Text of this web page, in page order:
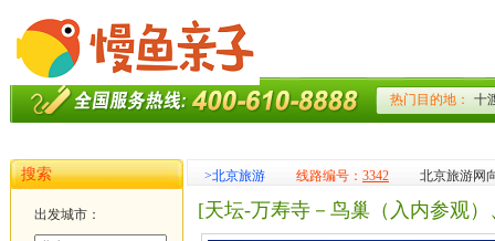
搜索
出发城市：
>北京旅游 线路编号： 3342 北京旅游网
[天坛-万寿寺－鸟巢（入内参观